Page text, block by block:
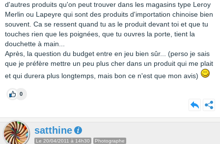
d'autres produits qu'on peut trouver dans les magasins type Leroy
Merlin ou Lapeyre qui sont des produits d'importation chinoise bien
souvent. Ca se ressent quand tu as le produit devant toi et que tu
touches rien que les poignées, que tu ouvres la porte, tient la
douchette à main...
Après, la question du budget entre en jeu bien sûr... (perso je sais
que je préfère mettre un peu plus cher dans un produit qui me plait
et qui durera plus longtemps, mais bon ce n'est que mon avis)
0
satthine
Le 20/04/2011 à 14h30 Photographe